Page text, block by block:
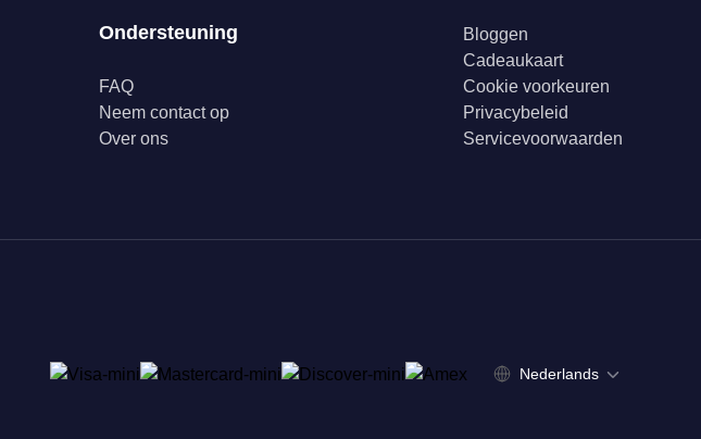
Ondersteuning
FAQ
Neem contact op
Over ons
Bloggen
Cadeaukaart
Cookie voorkeuren
Privacybeleid
Servicevoorwaarden
Nederlands